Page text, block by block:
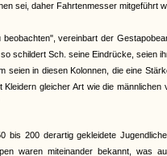
sei, daher Fahrtenmesser mitgeführt
vereinbart der
schildert Sch. seine Eindrücke, seien
seien in diesen Kolonnen, die eine
Kleidern gleicher Art wie die
bis 200 derartig gekleidete
waren miteinander bekannt, was